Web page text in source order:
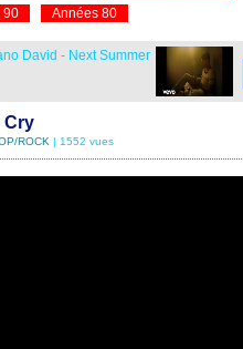
90 Années 80
David - Next Summer
Cry
ROCK | 1552 vues